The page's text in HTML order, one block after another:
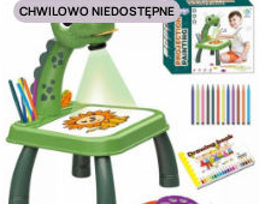
CHWILOWO NIEDOSTĘPNE